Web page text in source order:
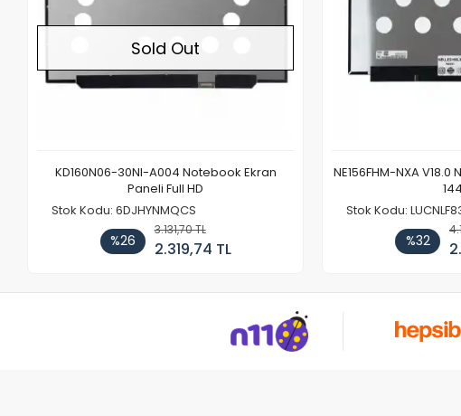
Sold Out
KD160N06-30NI-A004 Notebook Ekran
Paneli Full HD
Stok Kodu: 6DJHYNMQCS
%26
3.131,70 TL
2.319,74 TL
NE156FHM-NXA
Stok Kodu:
%32